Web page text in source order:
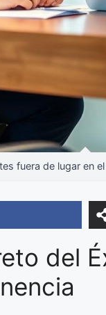
fuera de lugar en
del